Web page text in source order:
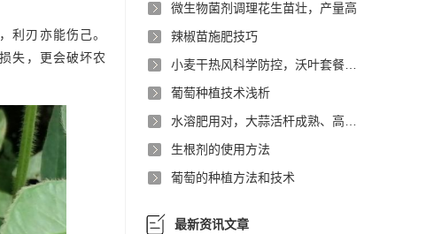
利刃亦能伤己。
失，更会破坏农
微生物菌剂调理花生苗壮，产量高
辣椒苗施肥技巧
葡萄种植技术浅析
生根剂的使用方法
葡萄的种植方法和技术
最新资讯文章